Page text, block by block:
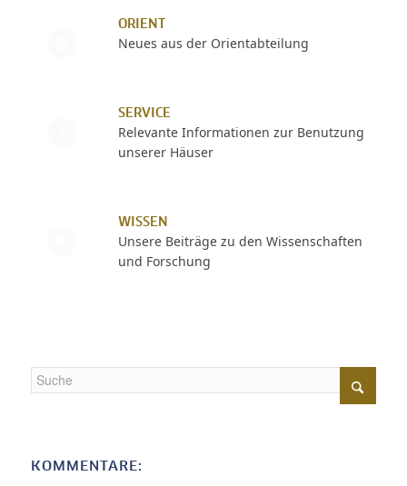
ORIENT
Neues aus der Orientabteilung
SERVICE
Relevante Informationen zur Benutzung
unserer Häuser
WISSEN
Unsere Beiträge zu den Wissenschaften
und Forschung
KOMMENTARE: